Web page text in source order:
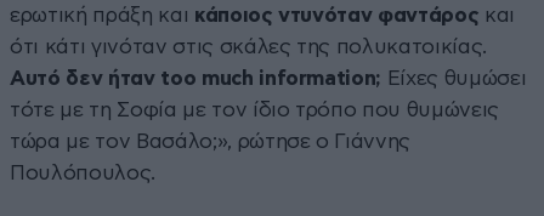
ερωτική πράξη και κάποιος ντυνόταν φαντάρος και
ότι κάτι γινόταν στις σκάλες της πολυκατοικίας.
Αυτό δεν ήταν too much information; Είχες θυμώσει
τότε με τη Σοφία με τον ίδιο τρόπο που θυμώνεις
τώρα με τον Βασάλο;», ρώτησε ο Γιάννης
Πουλόπουλος.